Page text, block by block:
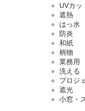
UVカッ
遮熱
はっ水
防炎
和紙
柄物
業務用
洗える
プロジ
遮光
小窓・